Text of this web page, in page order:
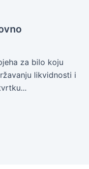
za bilo koju
likvidnosti i